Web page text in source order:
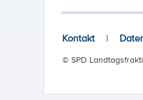
Kontakt |
© SPD